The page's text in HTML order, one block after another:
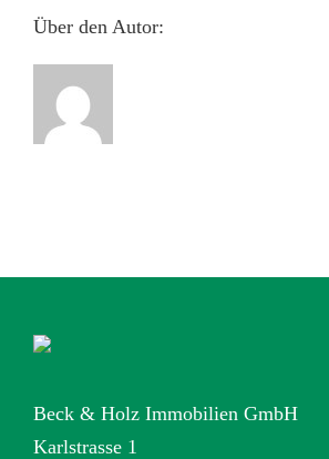
Über den Autor:
Beck & Holz Immobilien GmbH
Karlstrasse 1